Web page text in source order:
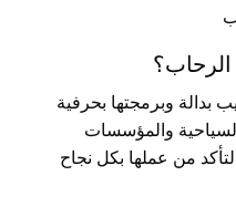
وبرمجتها بحرفية
والمؤسسات
من عملها بكل نجاح